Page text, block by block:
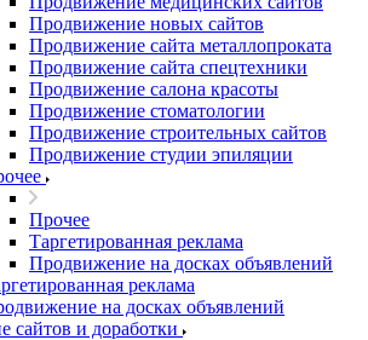
Продвижение новых сайтов
Продвижение сайта металлопроката
Продвижение сайта спецтехники
Продвижение салона красоты
Продвижение стоматологии
Продвижение строительных сайтов
Продвижение студии эпиляции
Прочее
Таргетированная реклама
Продвижение на досках объявлений
реклама
на досках объявлений
сайтов и доработки